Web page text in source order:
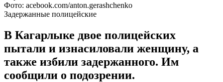
Фото: acebook.com/anton.gerashchenko
Задержанные полицейские
В Кагарлыке двое полицейских
пытали и изнасиловали женщину, а
также избили задержанного. Им
сообщили о подозрении.